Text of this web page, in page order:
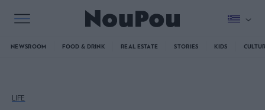
NEWSROOM FOOD & DRINK REAL ESTATE STORIES KIDS
LIFE